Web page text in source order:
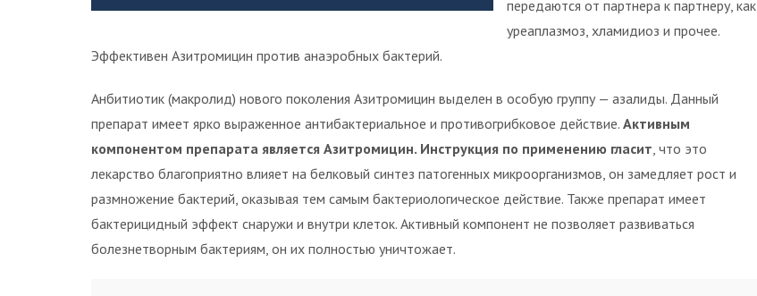
передаются от партнера к партнеру, как
уреаплазмоз, хламидиоз и прочее.
Эффективен Азитромицин против анаэробных бактерий.
Анбитиотик (макролид) нового поколения Азитромицин выделен в особую группу — азалиды. Данный
препарат имеет ярко выраженное антибактериальное и противогрибковое действие. Активным
компонентом препарата является Азитромицин. Инструкция по применению гласит, что это
лекарство благоприятно влияет на белковый синтез патогенных микроорганизмов, он замедляет рост и
размножение бактерий, оказывая тем самым бактериологическое действие. Также препарат имеет
бактерицидный эффект снаружи и внутри клеток. Активный компонент не позволяет развиваться
болезнетворным бактериям, он их полностью уничтожает.